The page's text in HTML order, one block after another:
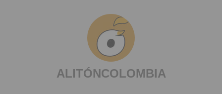
ALITÓNCOLOMBIA